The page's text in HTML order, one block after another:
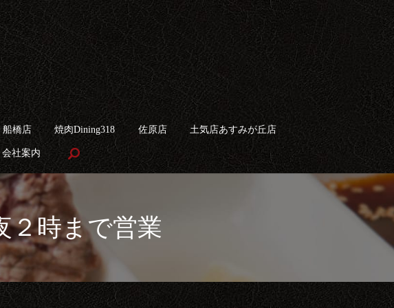
橋店 焼肉Dining318 佐原店 土気店あすみが丘店
会社案内 search
時まで営業